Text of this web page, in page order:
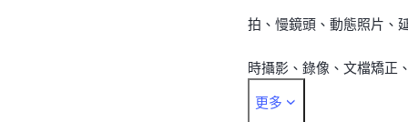
拍、慢鏡頭、動態照片、
時攝影、錄像、文檔矯正
全景模式、專業模式等
更多